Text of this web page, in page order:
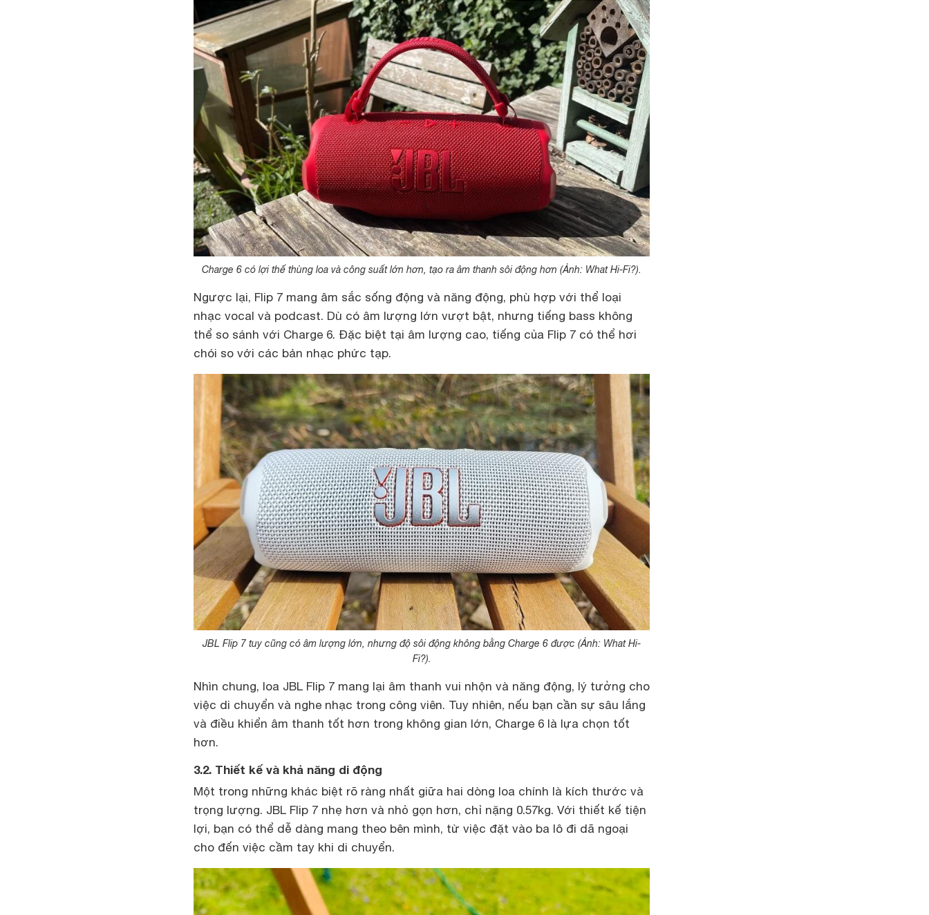
Charge 6 có lợi thế thùng loa và công suất lớn hơn, tạo ra âm thanh sôi động hơn (Ảnh: What Hi-Fi?).
Ngược lại, Flip 7 mang âm sắc sống động và năng động, phù hợp với thể loại
nhạc vocal và podcast. Dù có âm lượng lớn vượt bật, nhưng tiếng bass không
thể so sánh với Charge 6. Đặc biệt tại âm lượng cao, tiếng của Flip 7 có thể hơi
chói so với các bản nhạc phức tạp.
JBL Flip 7 tuy cũng có âm lượng lớn, nhưng độ sôi động không bằng Charge 6 được (Ảnh: What Hi-
Fi?).
Nhìn chung, loa JBL Flip 7 mang lại âm thanh vui nhộn và năng động, lý tưởng cho
việc di chuyển và nghe nhạc trong công viên. Tuy nhiên, nếu bạn cần sự sâu lắng
và điều khiển âm thanh tốt hơn trong không gian lớn, Charge 6 là lựa chọn tốt
hơn.
3.2. Thiết kế và khả năng di động
Một trong những khác biệt rõ ràng nhất giữa hai dòng loa chính là kích thước và
trọng lượng. JBL Flip 7 nhẹ hơn và nhỏ gọn hơn, chỉ nặng 0.57kg. Với thiết kế tiện
lợi, bạn có thể dễ dàng mang theo bên mình, từ việc đặt vào ba lô đi dã ngoại
cho đến việc cầm tay khi di chuyển.